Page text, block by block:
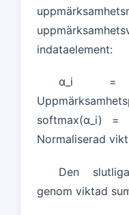
indataelement:
α_i
softmax(α_i)
Normaliserad vikt
Den
genom viktad